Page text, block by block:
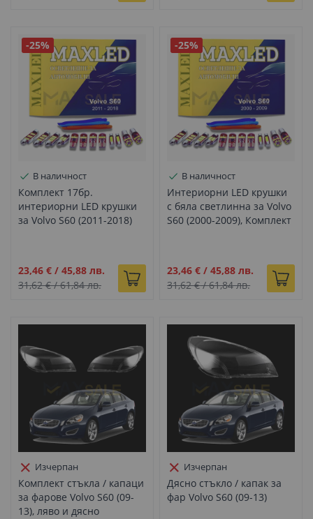
-25%
В наличност
Комплект 17бр.
интериорни LED крушки
за Volvo S60 (2011-2018)
Промо
цена
23,46 € / 45,88 лв.
31,62 €/61,84 лв.
-25%
В наличност
Интериорни LED крушки
с бяла светлинна за Volvo
S60 (2000-2009), Комплект
Промо
цена
23,46 € /45,88 лв.
31,62 €/61,84 лв.
Изчерпан
Комплект стъкла / капаци
за фарове Volvo S60 (09-
13), ляво и дясно
Изчерпан
Дясно стъкло / капак за
фар Volvo S60 (09-13)